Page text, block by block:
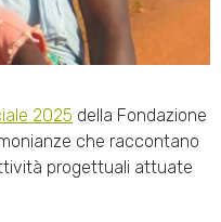
2025 della Fondazione
che raccontano
progettuali attuate